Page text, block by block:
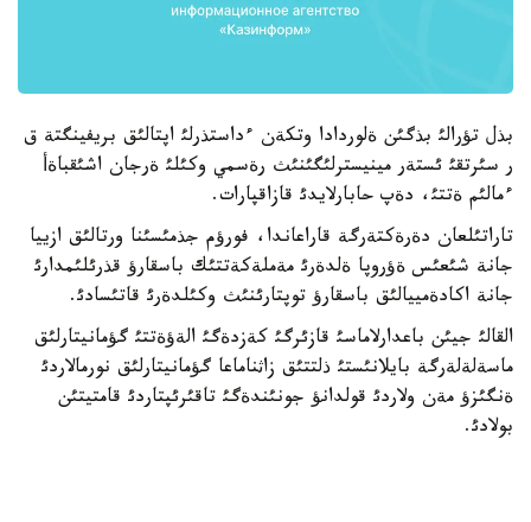
بذل تؤرالئ بذگئن ةلوردادا وتكةن ءداستذرلئ اپتالئق بريفينگتة ق
ر سئرتقئ ئستةر مينيسترلئگئنئث رةسمي وكئلئ ةرجان اشئقباةأ
ءمالئم ةتتئ، دةپ حابارلايدئ قازاقپارات.
تاراتئلعان دةرةكتةرگة قاراعاندا، فورؤم جذمئسئنا ورتالئق ازييا
جانة شئعئس ةؤروپا ةلدةرئ مةملةكةتتئك باسقارؤ قذرئلئمدارئ
جانة اكادةمييالئق باسقارؤ توپتارئنئث وكئلدةرئ قاتئسادئ.
القالئ جيئن باعدارلاماسئ قازئرگئ كةزدةگئ الةؤةتتئ گؤمانيتارلئق
ماسةلةلةرگة بايلانئستئ ذلتتئق زاثناماعا گؤمانيتارلئق نورمالاردئ
ةنگئزؤ مةن ولاردئ قولدانؤ جونئندةگئ تاقئرئپتاردئ قامتيتئن
بولادئ.